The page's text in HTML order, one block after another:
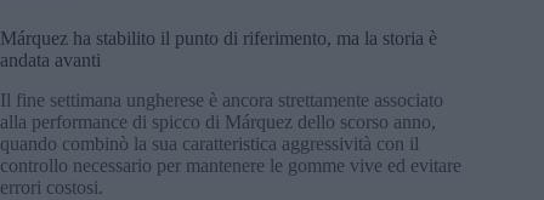
Márquez ha stabilito il punto di riferimento, ma la storia è
andata avanti
Il fine settimana ungherese è ancora strettamente associato
alla performance di spicco di Márquez dello scorso anno,
quando combinò la sua caratteristica aggressività con il
controllo necessario per mantenere le gomme vive ed evitare
errori costosi.